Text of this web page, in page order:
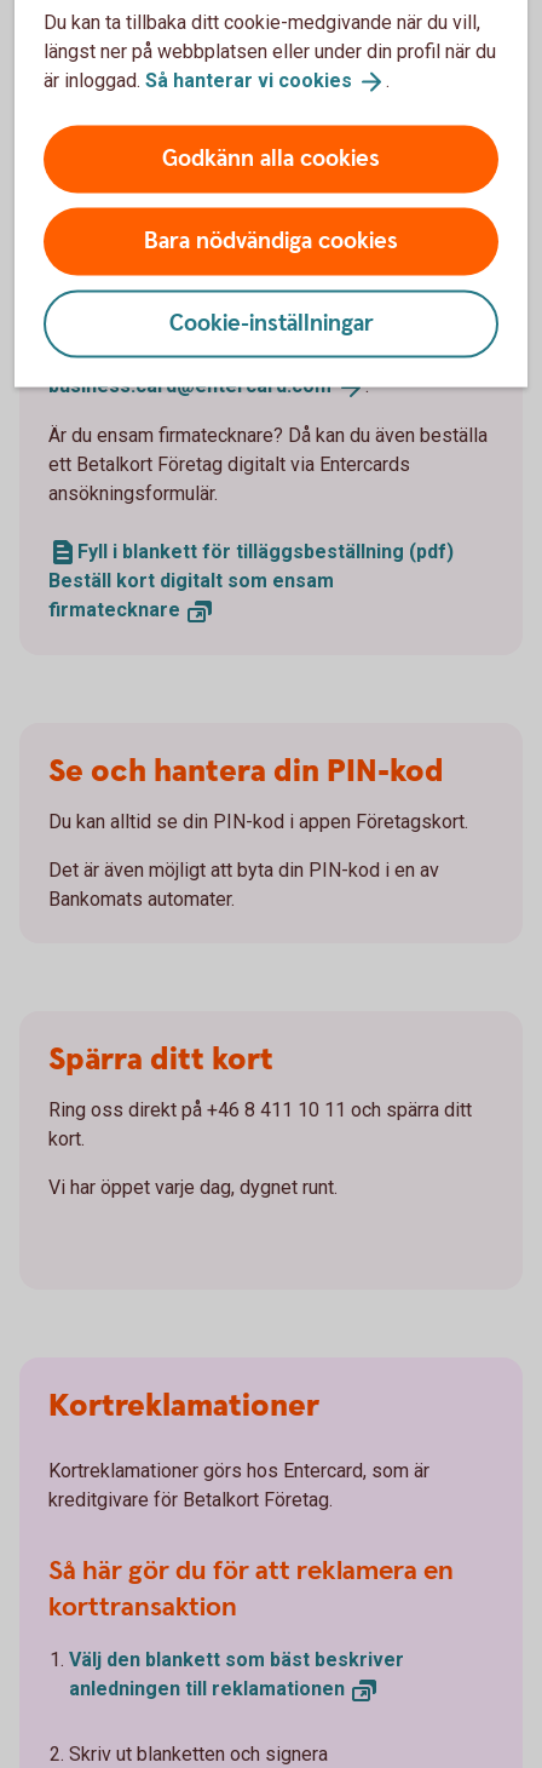
Ansök digitalt om höjd kreditgräns som ensam
firmatecknare
Beställ kort till en kollega
Behöver en kollega på företaget ett företagskort?
Du kan enkelt beställa det om du är firmatecknare
genom att skicka in en beställningsblankett via post
eller genom att mejla den till
business.card@entercard.com .
Är du ensam firmatecknare? Då kan du även beställa
ett Betalkort Företag digitalt via Entercards
ansökningsformulär.
Fyll i blankett för tilläggsbeställning (pdf)
Beställ kort digitalt som ensam
firmatecknare
Se och hantera din PIN-kod
Du kan alltid se din PIN-kod i appen Företagskort.
Det är även möjligt att byta din PIN-kod i en av
Bankomats automater.
Spärra ditt kort
Ring oss direkt på +46 8 411 10 11 och spärra ditt
kort.
Vi har öppet varje dag, dygnet runt.
Kortreklamationer
Kortreklamationer görs hos Entercard, som är
kreditgivare för Betalkort Företag.
Så här gör du för att reklamera en
korttransaktion
Välj den blankett som bäst beskriver
anledningen till reklamationen
Skriv ut blanketten och signera
Du kan ta tillbaka ditt cookie-medgivande när du vill,
längst ner på webbplatsen eller under din profil när du
är inloggad. Så hanterar vi cookies .
Godkänn alla cookies
Bara nödvändiga cookies
Cookie-inställningar